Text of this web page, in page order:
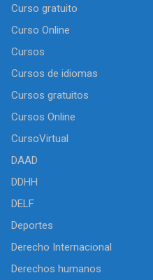
Curso gratuito
Curso Online
Cursos
Cursos de idiomas
Cursos gratuitos
Cursos Online
CursoVirtual
DAAD
DDHH
DELF
Deportes
Derecho Internacional
Derechos humanos